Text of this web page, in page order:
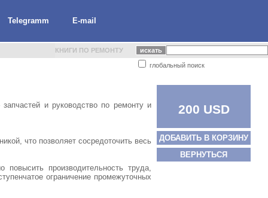
Telegramm E-mail
КНИГИ ПО РЕМОНТУ
глобальный поиск
и руководство по ремонту и
что позволяет сосредоточить весь
производительность труда,
ограничение промежуточных
200 USD
ДОБАВИТЬ В КОРЗИНУ
ВЕРНУТЬСЯ